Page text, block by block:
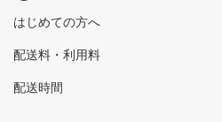
はじめての方へ
配送料・利用料
配送時間